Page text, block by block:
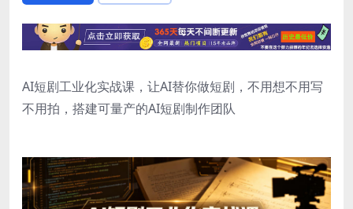
AI短剧工业化实战课，让AI替你做短剧，不用想不用写
不用拍，搭建可量产的AI短剧制作团队